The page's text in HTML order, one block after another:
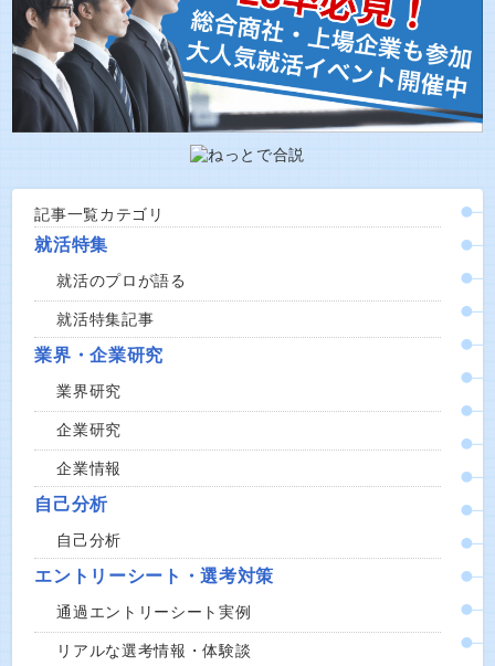
記事一覧カテゴリ
就活特集
就活のプロが語る
就活特集記事
業界・企業研究
業界研究
企業研究
企業情報
自己分析
自己分析
エントリーシート・選考対策
通過エントリーシート実例
リアルな選考情報・体験談